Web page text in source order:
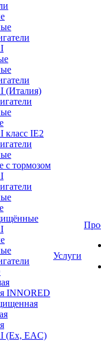
(Италия)
класс IE2
с тормозом
INNORED
(Ex, EAC)
Услуги